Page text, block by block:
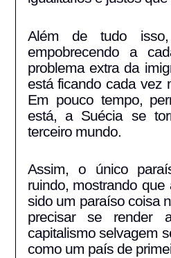
Além de tudo
empobrecendo a
problema extra da
está ficando cada vez
Em pouco tempo,
está, a Suécia se
terceiro mundo.
Assim, o único
ruindo, mostrando
sido um paraíso coisa
precisar se render
capitalismo selvagem
como um país de